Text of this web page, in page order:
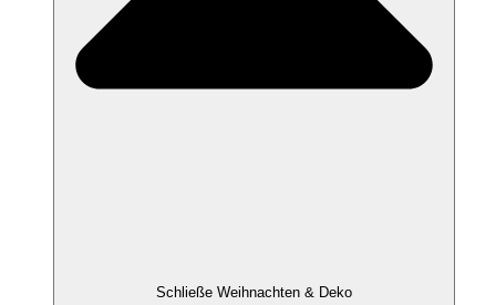
Schließe Weihnachten & Deko